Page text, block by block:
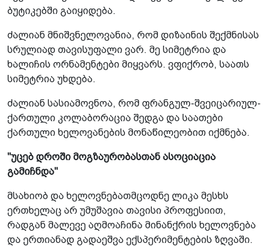
ბუტიკებში გაიყიდება.
ძალიან მნიშვნელოვანია, რომ დიზაინის შექმნისას
სრულიად თავისუფალი ვარ. მე სიმეტრია და
ხალიჩის ორნამენტები მიყვარს. ვფიქრობ, საათს
სიმეტრია უხდება.
ძალიან სასიამოვნოა, რომ ფრანგულ-შვეიცარიულ-
ქართული კოლაბორაცია შედგა და საათები
ქართული ხელოვანების მონაწილეობით იქმნება.
"უცებ დროში მოგზაურობასთან ასოციაცია
გამიჩნდა"
მსახიობ და ხელოვნებათმცოდნე ლიკა მესხს
ერთხელაც არ უმუშავია თავისი პროფესიით,
რადგან მალევე აღმოაჩინა მინანქრის ხელოვნება
და ერთიანად გადაეშვა ექსპერიმენტების ზღვაში.